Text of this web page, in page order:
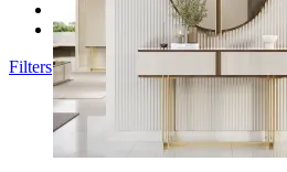
Contactos
Filters